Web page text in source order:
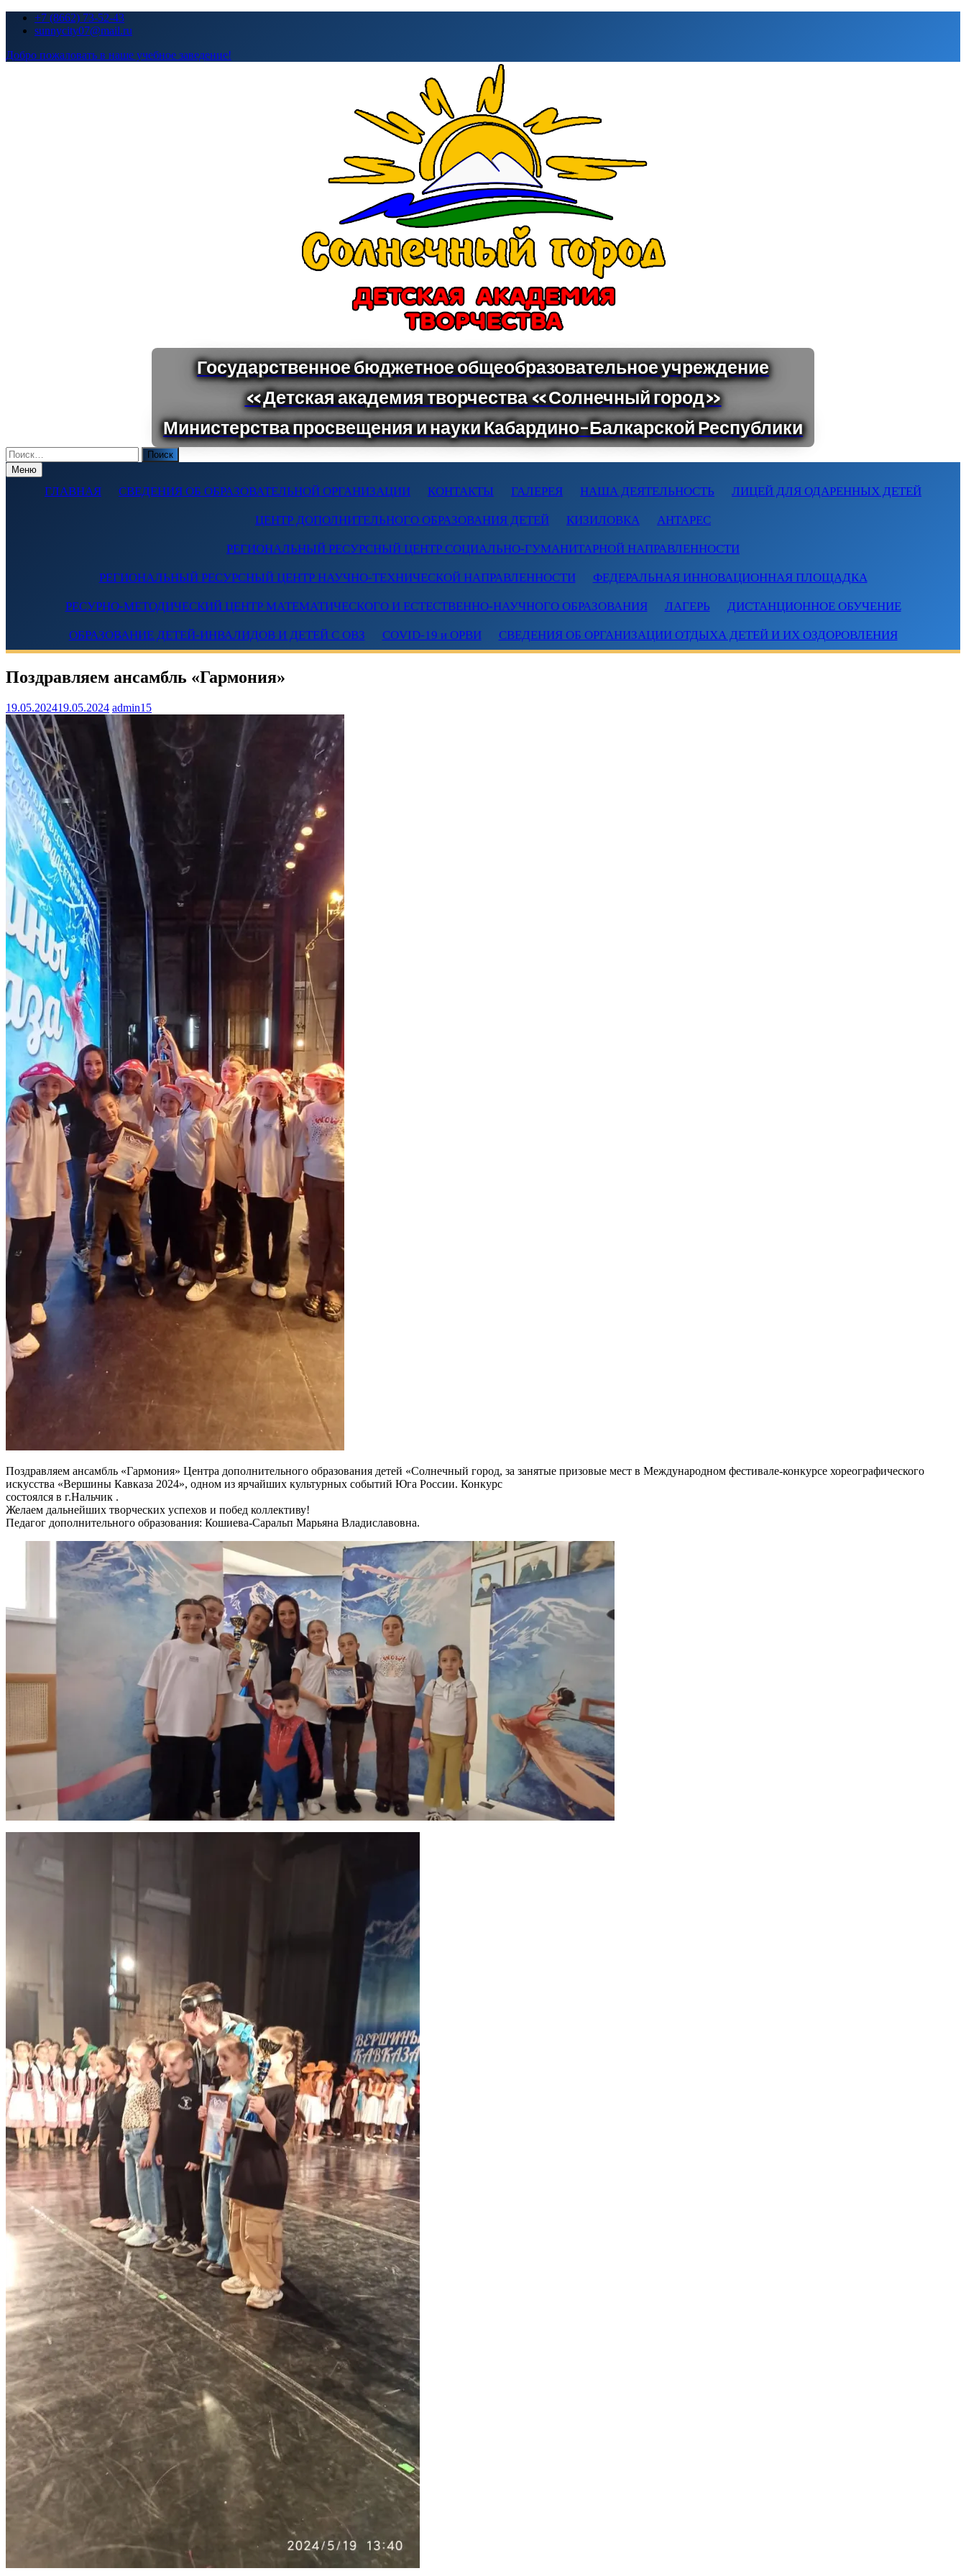
Перейти+7 (8662) 73-52-43
sunnycity07@mail.ru
Добро пожаловать в наше учебное заведение!
Поиск
по:Меню
ГЛАВНАЯ СВЕДЕНИЯ ОБ ОБРАЗОВАТЕЛЬНОЙ ОРГАНИЗАЦИИ КОНТАКТЫ ГАЛЕРЕЯ НАША ДЕЯТЕЛЬНОСТЬ ЛИЦЕЙ ДЛЯ ОДАРЕННЫХ ДЕТЕЙ
ЦЕНТР ДОПОЛНИТЕЛЬНОГО ОБРАЗОВАНИЯ ДЕТЕЙ КИЗИЛОВКА АНТАРЕС
РЕГИОНАЛЬНЫЙ РЕСУРСНЫЙ ЦЕНТР СОЦИАЛЬНО-ГУМАНИТАРНОЙ НАПРАВЛЕННОСТИ
РЕГИОНАЛЬНЫЙ РЕСУРСНЫЙ ЦЕНТР НАУЧНО-ТЕХНИЧЕСКОЙ НАПРАВЛЕННОСТИ ФЕДЕРАЛЬНАЯ ИННОВАЦИОННАЯ ПЛОЩАДКА
РЕСУРНО-МЕТОДИЧЕСКИЙ ЦЕНТР МАТЕМАТИЧЕСКОГО И ЕСТЕСТВЕННО-НАУЧНОГО ОБРАЗОВАНИЯ ЛАГЕРЬ ДИСТАНЦИОННОЕ ОБУЧЕНИЕ
ОБРАЗОВАНИЕ ДЕТЕЙ-ИНВАЛИДОВ И ДЕТЕЙ С ОВЗ COVID-19 и ОРВИ СВЕДЕНИЯ ОБ ОРГАНИЗАЦИИ ОТДЫХА ДЕТЕЙ И ИХ ОЗДОРОВЛЕНИЯ
Поздравляем ансамбль «Гармония»
19.05.202419.05.2024 admin15
Поздравляем ансамбль «Гармония» Центра дополнительного образования детей «Солнечный город, за занятые призовые мест в Международном фестивале-конкурсе хореографического
искусства «Вершины Кавказа 2024», одном из ярчайших культурных событий Юга России. Конкурс
состоялся в г.Нальчик .
Желаем дальнейших творческих успехов и побед коллективу!
Педагог дополнительного образования: Кошиева-Саральп Марьяна Владиславовна.